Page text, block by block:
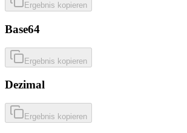
Ergebnis kopieren
Base64
Ergebnis kopieren
Dezimal
Ergebnis kopieren